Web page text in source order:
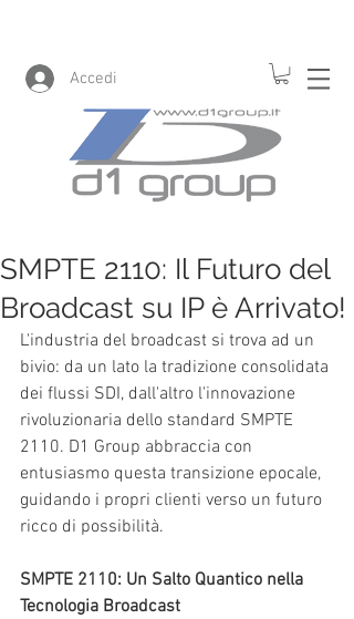
Accedi
SMPTE 2110: Il Futuro del
Broadcast su IP è Arrivato!
L'industria del broadcast si trova ad un
bivio: da un lato la tradizione consolidata
dei flussi SDI, dall'altro l'innovazione
rivoluzionaria dello standard SMPTE
2110. D1 Group abbraccia con
entusiasmo questa transizione epocale,
guidando i propri clienti verso un futuro
ricco di possibilità.
SMPTE 2110: Un Salto Quantico nella
Tecnologia Broadcast